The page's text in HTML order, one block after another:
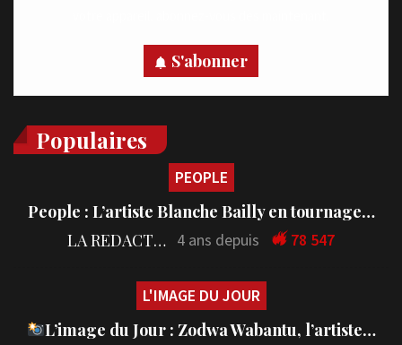
S'abonner
Populaires
PEOPLE
People : L’artiste Blanche Bailly en tournage…
LA REDACTION 4 ans depuis 78 547
L'IMAGE DU JOUR
L’image du Jour : Zodwa Wabantu, l’artiste…